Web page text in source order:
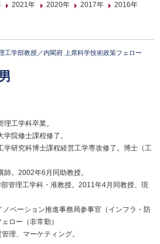
2021年 2020年 2017年 2016年
工学部教授／内閣府 上席科学技術政策フェロー
工学科卒業。
院修士課程修了。
学研究科博士課程経営工学専攻修了。博士（工
。2002年6月同助教授。
管理工学科・准教授。2011年4月同教授、現
ベーション推進事務局参事官（インフラ・防
ロー（非常勤）
理、マーケティング。